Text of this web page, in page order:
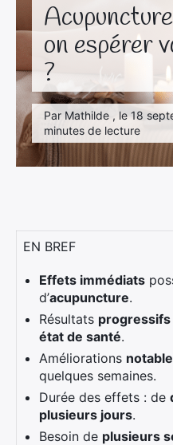
on espérer
?
Par Mathilde , le 18
minutes de lecture
EN BREF
Effets immédiats
d’acupuncture.
Résultats progressifs
état de santé.
Améliorations
quelques semaines.
Durée des effets : de
plusieurs jours.
Besoin de plusieurs